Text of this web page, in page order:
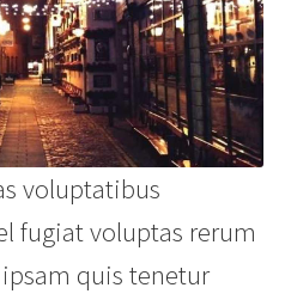
voluptatibus
fugiat voluptas rerum
quis tenetur